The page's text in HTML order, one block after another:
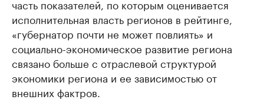
часть показателей, по которым оценивается
исполнительная власть регионов в рейтинге,
«губернатор почти не может повлиять» и
социально-экономическое развитие региона
связано больше с отраслевой структурой
экономики региона и ее зависимостью от
внешних фактров.